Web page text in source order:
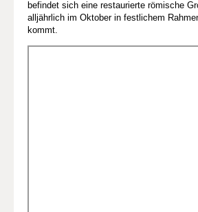
befindet sich eine restaurierte römische
alljährlich im Oktober in festlichem
kommt.